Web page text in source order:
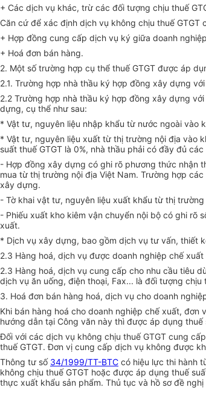
+ Các dịch vụ khác, trừ các đối tượng chịu thuế
Căn cứ để xác định dịch vụ không chịu thuế
+ Hợp đồng cung cấp dịch vụ ký giữa doanh
+ Hoá đơn bán hàng.
2. Một số trường hợp cụ thể thuế GTGT được áp
2.1. Trường hợp nhà thầu ký hợp đồng xây dựng
2.2 Trường hợp nhà thầu ký hợp đồng xây dựng
dựng, cụ thể như sau:
* Vật tư, nguyên liệu nhập khẩu từ nước ngoài vào
* Vật tư, nguyên liệu xuất từ thị trường nội địa vào
suất thuế GTGT là 0%, nhà thầu phải có đầy đủ
- Hợp đồng xây dựng có ghi rõ phương thức nhận
mua từ thị trường nội địa Việt Nam. Trường hợp
xây dựng.
- Tờ khai vật tư, nguyên liệu xuất khẩu từ thị
- Phiếu xuất kho kiêm vận chuyển nội bộ có ghi
xuất.
* Dịch vụ xây dựng, bao gồm dịch vụ tư vấn, thiết
2.3 Hàng hoá, dịch vụ được doanh nghiệp chế
2.3 Hàng hoá, dịch vụ cung cấp cho nhu cầu tiêu
dịch vụ ăn uống, điện thoại, Fax... là đối tượng chịu
3. Hoá đơn bán hàng hoá, dịch vụ cho doanh
Khi bán hàng hoá cho doanh nghiệp chế xuất,
hướng dẫn tại Công văn này thì được áp dụng thuế
Đối với các dịch vụ không chịu thuế GTGT cung
thuế GTGT. Đơn vị cung cấp dịch vụ không được
Thông tư số 34/1999/TT-BTC có hiệu lực thi hành
không chịu thuế GTGT hoặc được áp dụng thuế
thực xuất khẩu sản phẩm. Thủ tục và hồ sơ đề